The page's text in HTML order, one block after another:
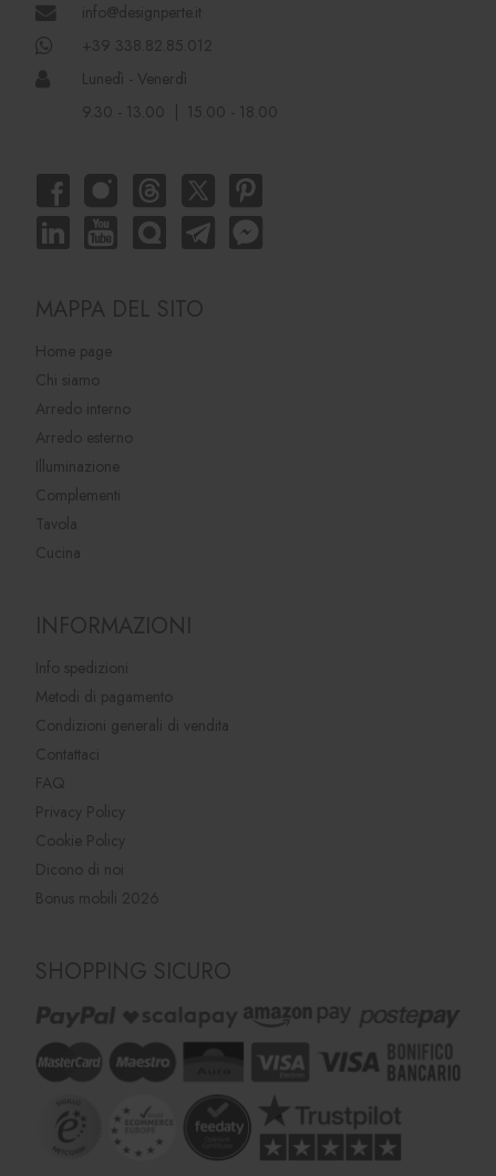
info@designperte.it
+39 338.82.85.012
Lunedì - Venerdì
9.30 - 13.00 | 15.00 - 18.00
MAPPA DEL SITO
Home page
Chi siamo
Arredo interno
Arredo esterno
Illuminazione
Complementi
Tavola
Cucina
INFORMAZIONI
Info spedizioni
Metodi di pagamento
Condizioni generali di vendita
Contattaci
FAQ
Privacy Policy
Cookie Policy
Dicono di noi
Bonus mobili 2026
SHOPPING SICURO